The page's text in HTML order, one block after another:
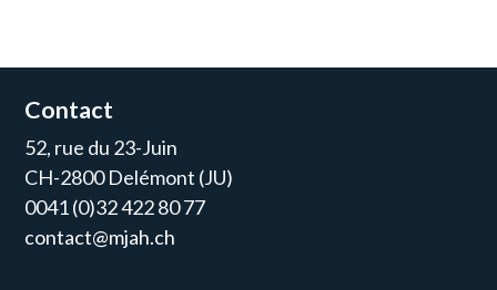
Contact
52, rue du 23-Juin
CH-2800 Delémont (JU)
0041 (0)32 422 80 77
contact@mjah.ch